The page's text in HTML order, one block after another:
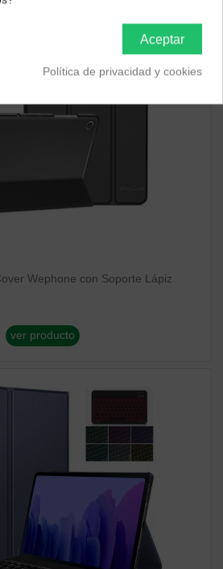
Wephone con Soporte Lápiz
ver producto
Aceptar
Política de privacidad y cookies